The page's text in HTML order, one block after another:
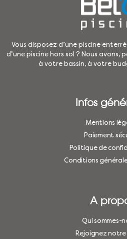
Vous disposez d’une piscine
d’une piscine hors sol ? Nous
à votre bassin, à votre
Infos
Mentions
Paiement
Politique de
Conditions
A
Qui sommes-
Rejoignez notre